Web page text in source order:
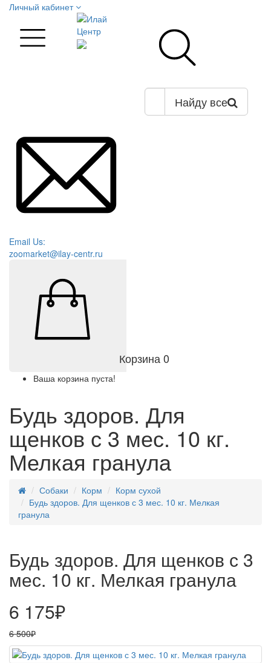
Личный кабинет
Найду все
Email Us:
zoomarket@ilay-centr.ru
Корзина0
Ваша корзина пуста!
Будь здоров. Для
щенков с 3 мес. 10 кг.
Мелкая гранула
Собаки Корм
Корм сухой
Будь здоров. Для щенков с 3 мес. 10 кг. Мелкая
гранула
Будь здоров. Для щенков с 3
мес. 10 кг. Мелкая гранула
6 175₽
6 500₽